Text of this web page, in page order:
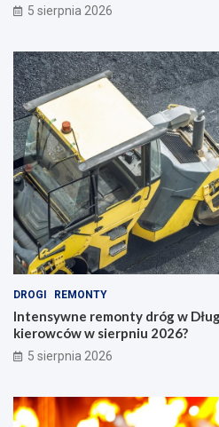
5 sierpnia 2026
DROGI REMONTY
Intensywne remonty dróg w
kierowców w sierpniu 2026?
5 sierpnia 2026